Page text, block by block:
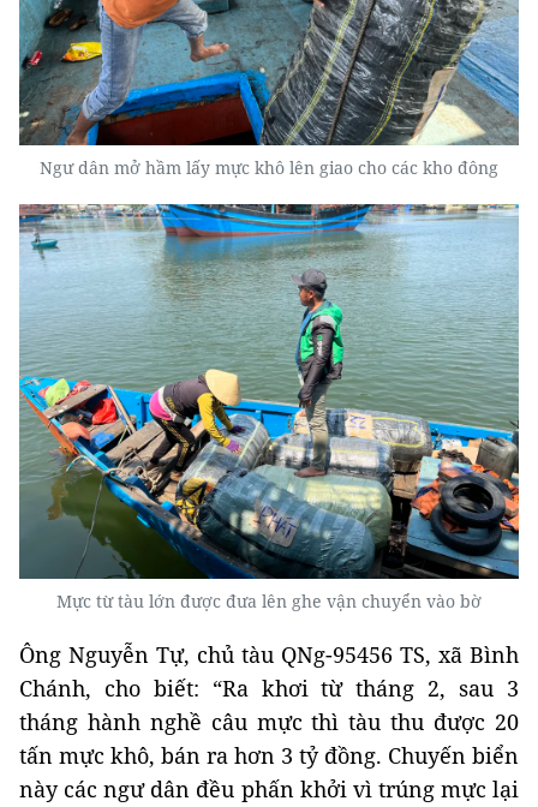
Ngư dân mở hầm lấy mực khô lên giao cho các kho đông
Mực từ tàu lớn được đưa lên ghe vận chuyển vào bờ
Ông Nguyễn Tự, chủ tàu QNg-95456 TS, xã Bình
Chánh, cho biết: “Ra khơi từ tháng 2, sau 3
tháng hành nghề câu mực thì tàu thu được 20
tấn mực khô, bán ra hơn 3 tỷ đồng. Chuyến biển
này các ngư dân đều phấn khởi vì trúng mực lại